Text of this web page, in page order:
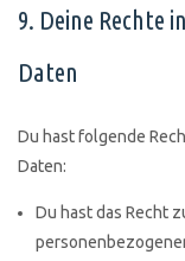
9. Deine Rechte
Daten
Du hast folgende
Daten:
Du hast das Recht